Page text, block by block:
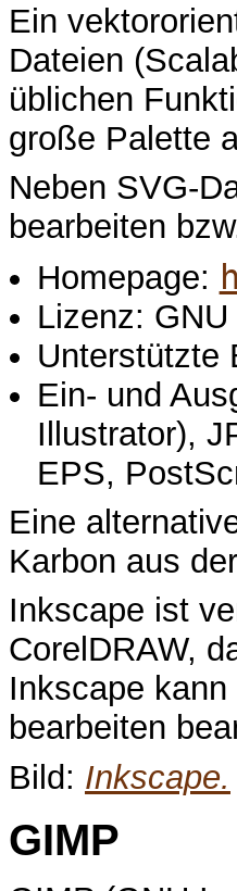
Ein
Dateien
üblichen
große Palette
Neben SVG-
bearbeiten
Homepage:
Lizenz:
Unterstützte
Ein- und
Illustrator),
EPS,
Eine
Karbon aus
Inkscape ist
CorelDRAW,
Inkscape
bearbeiten
Bild: Inkscape.
GIMP